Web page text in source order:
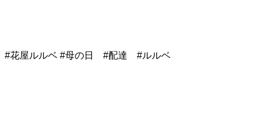
花屋ルルベ #母の日 #配達 #ルルベ